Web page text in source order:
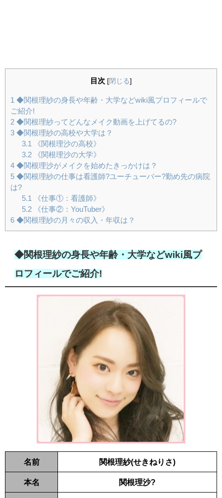
目次 [閉じる]
1 ◆関根理紗の身長や年齢・大学などwiki風プロフィールで
ご紹介!
2 ◆関根理紗ってどんなメイク動画を上げてるの?
3 ◆関根理紗の高校や大学は？
3.1
《関根理沙の高校》
3.2《関根理沙の大学》
4 ◆関根理沙がメイクを始めたきっかけは？
5 ◆関根理紗の仕事は看護師?ユーチューバー?勤め先の病院
は?
5.1
《仕事①：看護師》
5.2《仕事②：YouTuber》
6 ◆関根理紗の月々の収入・年収は？
◆関根理紗の身長や年齢・大学などwiki風プ
ロフィールでご紹介!
名前 関根理紗(せきねりさ)
本名 関根理沙?